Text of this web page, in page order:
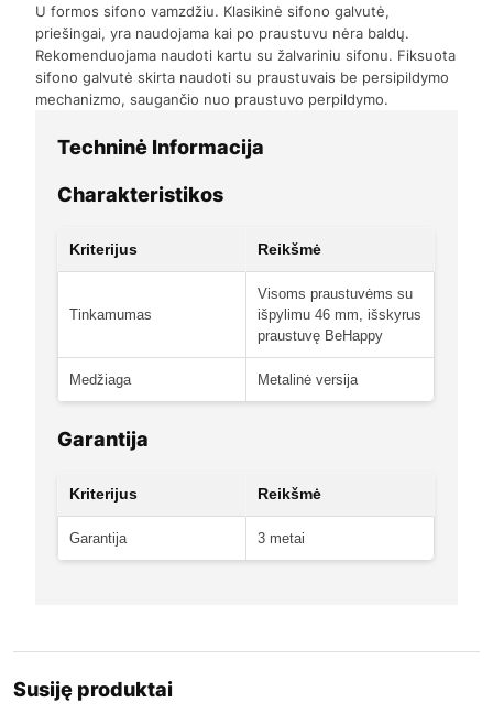
U formos sifono vamzdžiu. Klasikinė sifono galvutė,
priešingai, yra naudojama kai po praustuvu nėra baldų.
Rekomenduojama naudoti kartu su žalvariniu sifonu. Fiksuota
sifono galvutė skirta naudoti su praustuvais be persipildymo
mechanizmo, saugančio nuo praustuvo perpildymo.
Techninė Informacija
Charakteristikos
Kriterijus Reikšmė
Tinkamumas
Visoms praustuvėms su
išpylimu 46 mm, išskyrus
praustuvę BeHappy
Medžiaga Metalinė versija
Garantija
Kriterijus Reikšmė
Garantija 3 metai
Susiję produktai